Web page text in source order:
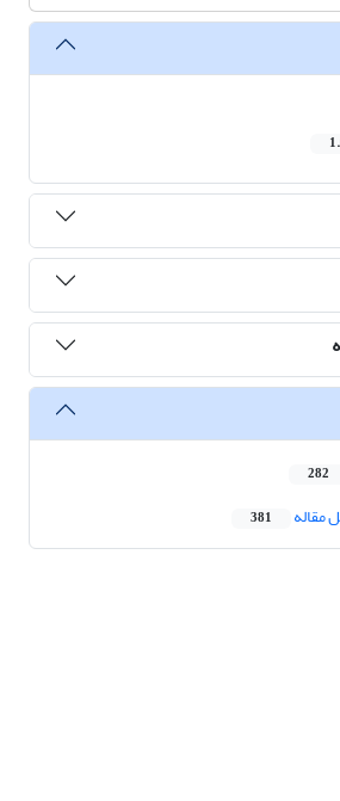
282
مقاله 381